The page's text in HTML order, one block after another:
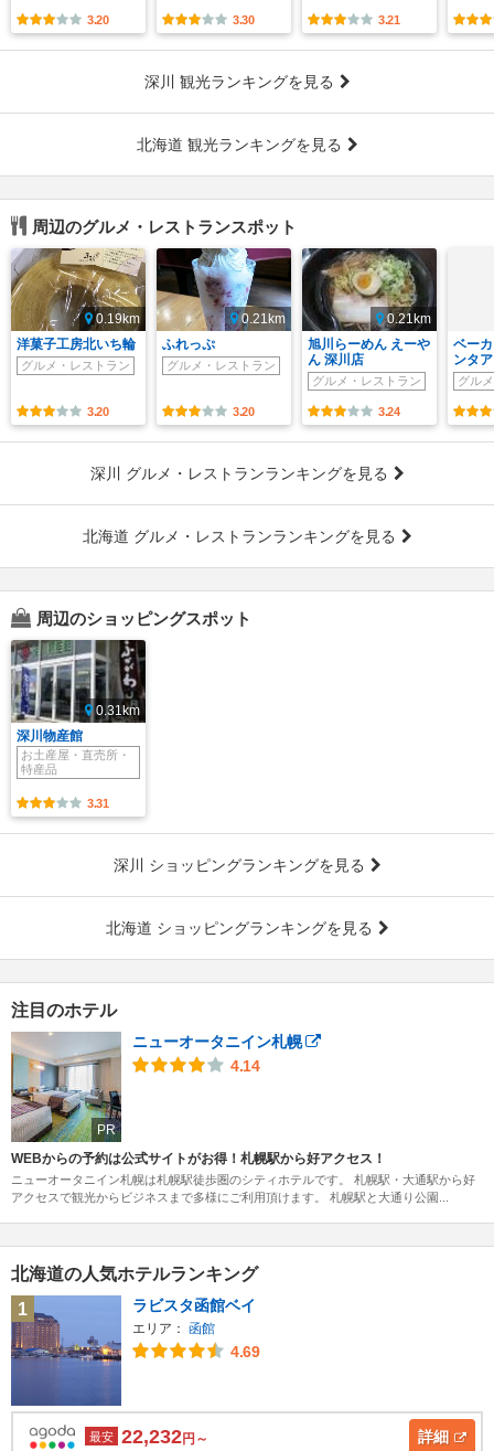
3.20 3.30 3.21
深川 観光ランキングを見る
北海道 観光ランキングを見る
周辺のグルメ・レストランスポット
0.19km
洋菓子工房北いち輪
グルメ・レストラン
3.20
0.21km
ふれっぷ
グルメ・レストラン
3.20
0.21km
旭川らーめん えーや
ん 深川店
グルメ・レストラン
3.24
ベー
ンタ
グル
深川 グルメ・レストランランキングを見る
北海道 グルメ・レストランランキングを見る
周辺のショッピングスポット
0.31km
深川物産館
お土産屋・直売所・
特産品
3.31
深川 ショッピングランキングを見る
北海道 ショッピングランキングを見る
注目のホテル
PR
ニューオータニイン札幌
4.14
WEBからの予約は公式サイトがお得！札幌駅から好アクセス！
ニューオータニイン札幌は札幌駅徒歩圏のシティホテルです。 札幌駅・大通駅から好
アクセスで観光からビジネスまで多様にご利用頂けます。 札幌駅と大通り公園...
北海道の人気ホテルランキング
1
ラビスタ函館ベイ
エリア： 函館
4.69
最安 22,232円～ 詳細